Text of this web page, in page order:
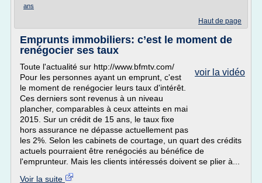
ans
Haut de page
Emprunts immobiliers: c’est le moment de
renégocier ses taux
voir la vidéo
Toute l'actualité sur http://www.bfmtv.com/
Pour les personnes ayant un emprunt, c'est
le moment de renégocier leurs taux d'intérêt.
Ces derniers sont revenus à un niveau
plancher, comparables à ceux atteints en mai
2015. Sur un crédit de 15 ans, le taux fixe
hors assurance ne dépasse actuellement pas
les 2%. Selon les cabinets de courtage, un quart des crédits
actuels pourraient être renégociés au bénéfice de
l'emprunteur. Mais les clients intéressés doivent se plier à...
Voir la suite